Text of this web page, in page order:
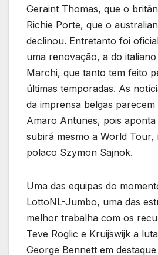
Geraint Thomas, que o
Richie Porte, que o
declinou. Entretanto foi
uma renovação, a do
Marchi, que tanto tem feito
últimas temporadas. As
da imprensa belgas
Amaro Antunes, pois
subirá mesmo a World Tour,
polaco Szymon Sajnok.
Uma das equipas do
LottoNL-Jumbo, uma das
melhor trabalha com os
Teve Roglic e Kruijswijk a
George Bennett em